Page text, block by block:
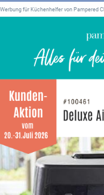
Werbung für Küchenhelfer von Pampered